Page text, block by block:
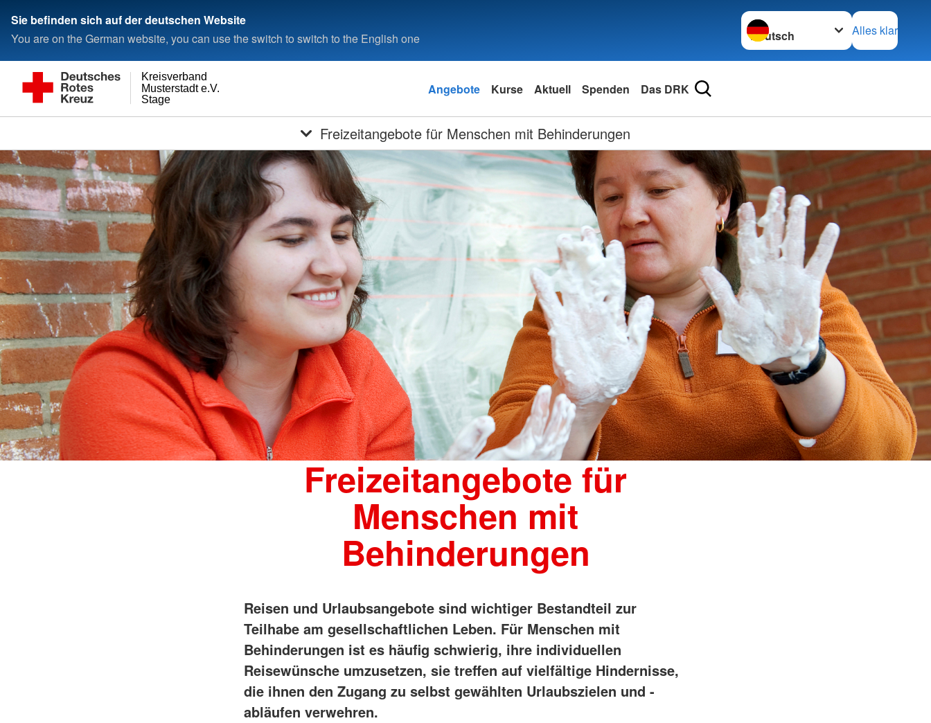
Sie befinden sich auf der deutschen Website
You are on the German website, you can use the switch to switch to the English one
Sprache wechseln zu
Alles klar
Stage
Musterstadt e.V.
Kreisverband
Angebote Kurse Aktuell Spenden Das DRK
Freizeitangebote für Menschen mit Behinderungen
Freizeitangebote für
Menschen mit
Behinderungen
Reisen und Urlaubsangebote sind wichtiger Bestandteil zur
Teilhabe am gesellschaftlichen Leben. Für Menschen mit
Behinderungen ist es häufig schwierig, ihre individuellen
Reisewünsche umzusetzen, sie treffen auf vielfältige Hindernisse,
die ihnen den Zugang zu selbst gewählten Urlaubszielen und -
abläufen verwehren.